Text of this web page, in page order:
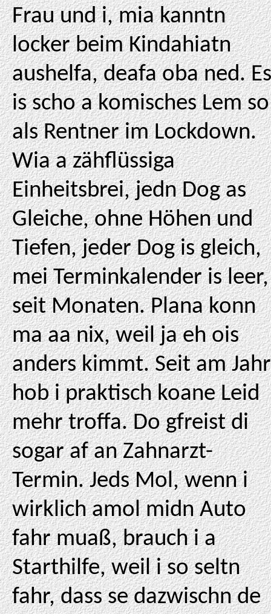
Frau und i, mia kanntn
locker beim Kindahiatn
aushelfa, deafa oba ned. Es
is scho a komisches Lem so
als Rentner im Lockdown.
Wia a zähflüssiga
Einheitsbrei, jedn Dog as
Gleiche, ohne Höhen und
Tiefen, jeder Dog is gleich,
mei Terminkalender is leer,
seit Monaten. Plana konn
ma aa nix, weil ja eh ois
anders kimmt. Seit am Jahr
hob i praktisch koane Leid
mehr troffa. Do gfreist di
sogar af an Zahnarzt-
Termin. Jeds Mol, wenn i
wirklich amol midn Auto
fahr muaß, brauch i a
Starthilfe, weil i so seltn
fahr, dass se dazwischn de